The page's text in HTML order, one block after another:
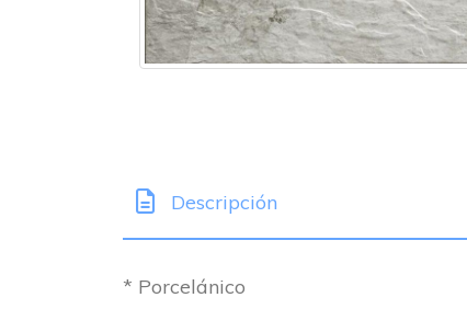
Descripción
* Porcelánico